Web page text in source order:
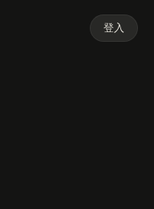
登入